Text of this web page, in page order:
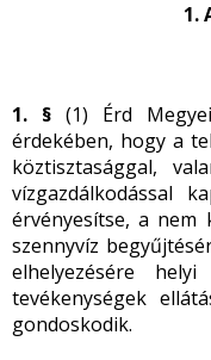
1.
1. § (1) Érd
érdekében, hogy a
köztisztasággal,
vízgazdálkodással
érvényesítse, a nem
szennyvíz
elhelyezésére
tevékenységek
gondoskodik.